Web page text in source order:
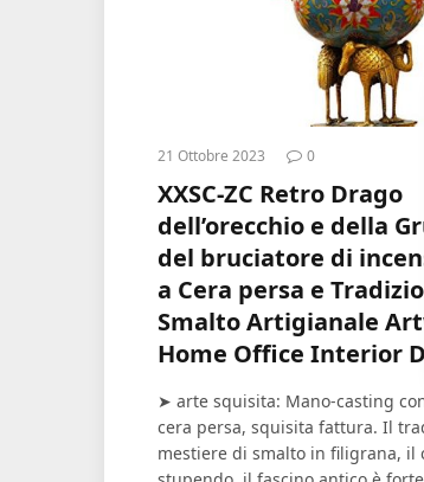
21 Ottobre 2023 0
XXSC-ZC Retro Drago
dell’orecchio e della
del bruciatore di
a Cera persa e
Smalto Artigianale
Home Office Interior
➤ arte squisita: Mano-casting
cera persa, squisita fattura. Il
mestiere di smalto in filigrana, il